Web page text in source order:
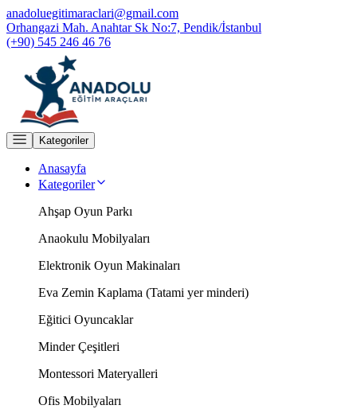
anadoluegitimaraclari@gmail.com
Orhangazi Mah. Anahtar Sk No:7, Pendik/İstanbul
(+90) 545 246 46 76
Kategoriler
Anasayfa
Kategoriler
Ahşap Oyun Parkı
Anaokulu Mobilyaları
Elektronik Oyun Makinaları
Eva Zemin Kaplama (Tatami yer minderi)
Eğitici Oyuncaklar
Minder Çeşitleri
Montessori Materyalleri
Ofis Mobilyaları